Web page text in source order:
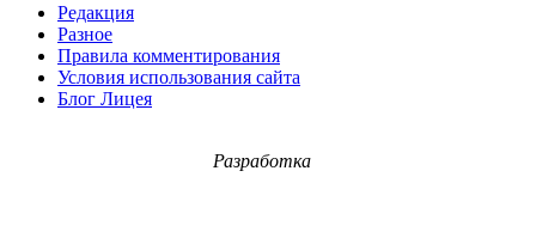
Редакция
Разное
Правила комментирования
Условия использования сайта
Блог Лицея
Разработка